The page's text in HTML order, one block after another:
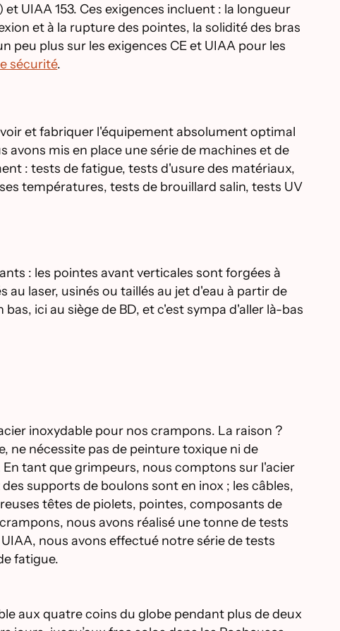
UIAA 153. Ces exigences incluent : la longueur
et à la rupture des pointes, la solidité des bras
peu plus sur les exigences CE et UIAA pour les
sécurité.
et fabriquer l'équipement absolument optimal
avons mis en place une série de machines et de
: tests de fatigue, tests d'usure des matériaux,
températures, tests de brouillard salin, tests UV
: les pointes avant verticales sont forgées à
laser, usinés ou taillés au jet d'eau à partir de
ici au siège de BD, et c'est sympa d'aller là-bas
inoxydable pour nos crampons. La raison ?
ne nécessite pas de peinture toxique ni de
tant que grimpeurs, nous comptons sur l'acier
supports de boulons sont en inox ; les câbles,
têtes de piolets, pointes, composants de
nous avons réalisé une tonne de tests
nous avons effectué notre série de tests
fatigue.
aux quatre coins du globe pendant plus de deux